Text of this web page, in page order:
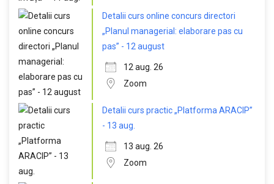
Detalii curs online concurs directori
„Planul managerial: elaborare pas cu
pas” - 12 august
12 aug. 26
Zoom
Detalii curs practic „Platforma ARACIP”
- 13 aug.
13 aug. 26
Zoom